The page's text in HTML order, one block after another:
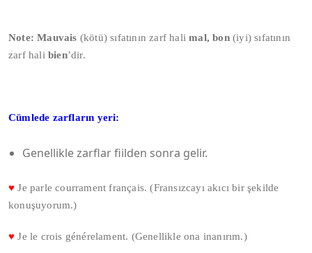
Note:Mauvais (kötü) sıfatının zarf halimal, bon(iyi) sıfatının
zarf halibien’dir.
Cümlede zarfların yeri:
Genellikle zarflar fiilden sonra gelir.
♥ Je parle courrament français. (Fransızcayı akıcı bir şekilde
konuşuyorum.)
♥ Je le crois générelament. (Genellikle ona inanırım.)